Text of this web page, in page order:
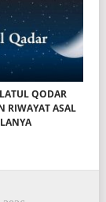
QODAR
RIWAYAT ASAL